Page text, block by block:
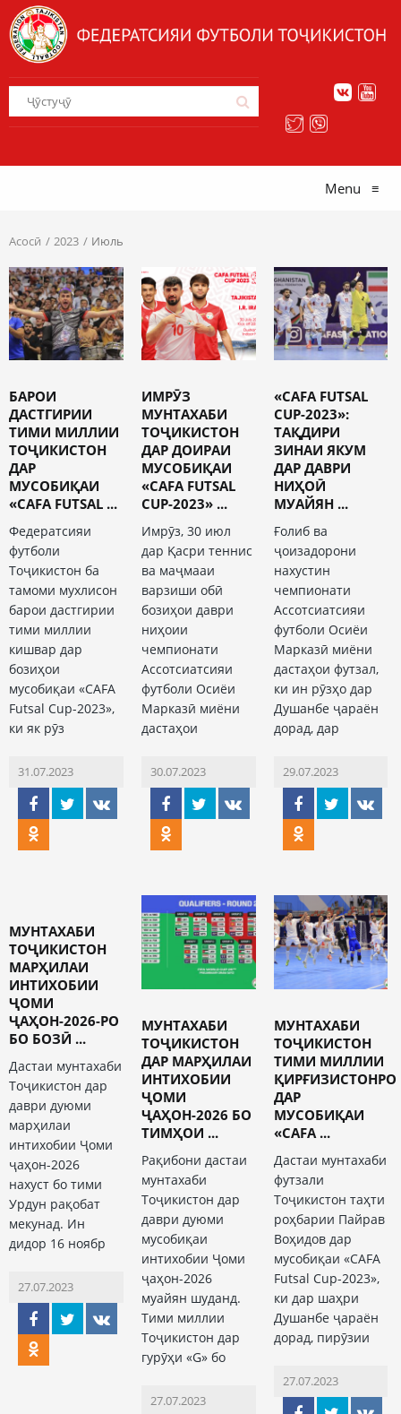
Menu ≡
Асосӣ 2023 Июль
БАРОИ
ДАСТГИРИИ
ТИМИ МИЛЛИИ
ТОҶИКИСТОН
ДАР
МУСОБИҚАИ
«CAFA FUTSAL ...
Федератсияи
футболи
Тоҷикистон ба
тамоми мухлисон
барои дастгирии
тими миллии
кишвар дар
бозиҳои
мусобиқаи «CAFA
Futsal Cup-2023»,
ки як рӯз
31.07.2023
ИМРӮЗ
МУНТАХАБИ
ТОҶИКИСТОН
ДАР ДОИРАИ
МУСОБИҚАИ
«CAFA FUTSAL
CUP-2023» ...
Имрӯз, 30 июл
дар Қасри теннис
ва маҷмааи
варзиши обӣ
бозиҳои даври
ниҳоии
чемпионати
Ассотсиатсияи
футболи Осиёи
Марказӣ миёни
дастаҳои
30.07.2023
«CAFA FUTSAL
CUP-2023»:
ТАҚДИРИ
ЗИНАИ ЯКУМ
ДАР ДАВРИ
НИҲОӢ
МУАЙЯН ...
Ғолиб ва
ҷоизадорони
нахустин
чемпионати
Ассотсиатсияи
футболи Осиёи
Марказӣ миёни
дастаҳои футзал,
ки ин рӯзҳо дар
Душанбе ҷараён
дорад, дар
29.07.2023
МУНТАХАБИ
ТОҶИКИСТОН
МАРҲИЛАИ
ИНТИХОБИИ
ҶОМИ
ҶАҲОН-2026-РО
БО БОЗӢ ...
Дастаи мунтахаби
Тоҷикистон дар
даври дуюми
марҳилаи
интихобии Ҷоми
ҷаҳон-2026
нахуст бо тими
Урдун рақобат
мекунад. Ин
дидор 16 ноябр
27.07.2023
МУНТАХАБИ
ТОҶИКИСТОН
ДАР МАРҲИЛАИ
ИНТИХОБИИ
ҶОМИ
ҶАҲОН-2026 БО
ТИМҲОИ ...
Рақибони дастаи
мунтахаби
Тоҷикистон дар
даври дуюми
мусобиқаи
интихобии Ҷоми
ҷаҳон-2026
муайян шуданд.
Тими миллии
Тоҷикистон дар
гурӯҳи «G» бо
27.07.2023
МУНТАХАБИ
ТОҶИКИСТОН
ТИМИ МИЛЛИИ
ҚИРҒИЗИСТОНРО
ДАР
МУСОБИҚАИ
«CAFA ...
Дастаи мунтахаби
футзали
Тоҷикистон таҳти
роҳбарии Пайрав
Воҳидов дар
мусобиқаи «CAFA
Futsal Cup-2023»,
ки дар шаҳри
Душанбе ҷараён
дорад, пирӯзии
27.07.2023